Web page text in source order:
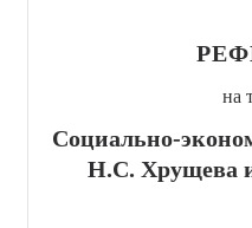
на
Социально-
Н.С. Хрущева